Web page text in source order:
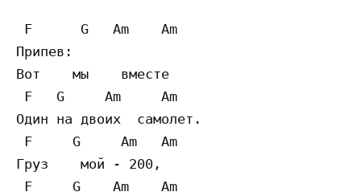
F      G   Am    Am
Припев:
Вот    мы    вместе
F   G     Am     Am
Один на двоих  самолет.
F     G     Am   Am
Груз    мой - 200,
F     G    Am    Am